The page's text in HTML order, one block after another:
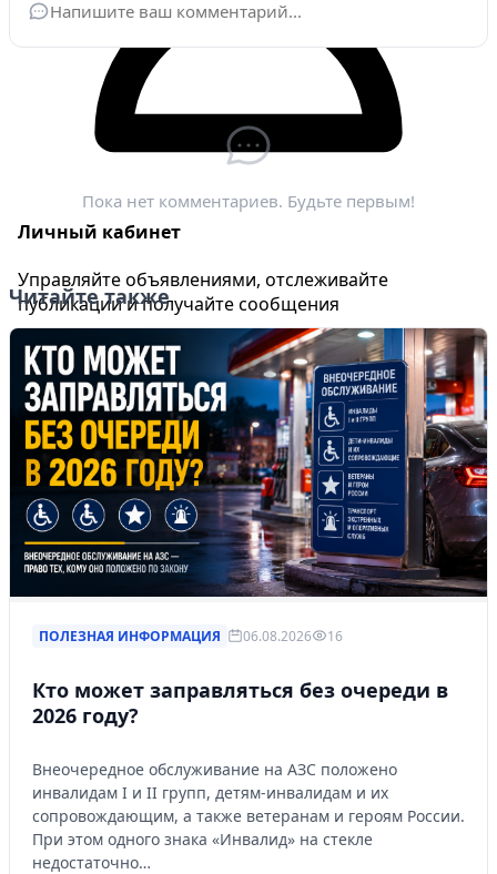
Личный кабинет
Управляйте объявлениями, отслеживайте
публикации и получайте сообщения
Войти или зарегистрироваться
Ваше имя*
Электронная почта*
Пока нет комментариев. Будьте первым!
Читайте также
ПОЛЕЗНАЯ ИНФОРМАЦИЯ 06.08.2026 16
Кто может заправляться без очереди в
2026 году?
Внеочередное обслуживание на АЗС положено
инвалидам I и II групп, детям-инвалидам и их
сопровождающим, а также ветеранам и героям России.
При этом одного знака «Инвалид» на стекле
недостаточно…